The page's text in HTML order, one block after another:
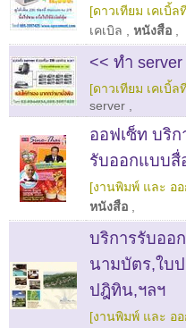
[ดาวเทียม เคเบิ้ล
เคเบิล
หนังสือ
<< ทำ
[ดาวเทียม เคเบิ้ล
server
ออฟเซ็ท บริ
รับออกแบบสื่
[งานพิมพ์ และ อ
หนังสือ
บริการรับออ
นามบัตร,ใบ
ปฎิทิน,ฯลฯ
[งานพิมพ์ และ อ